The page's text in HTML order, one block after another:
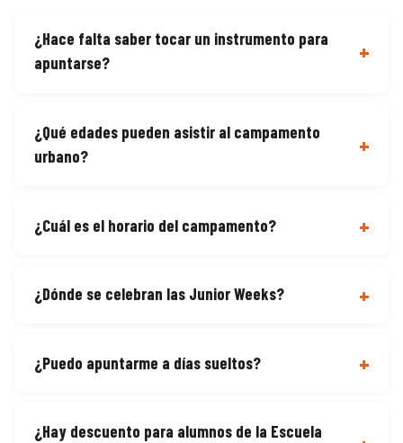
¿Hace falta saber tocar un instrumento para
apuntarse?
¿Qué edades pueden asistir al campamento
urbano?
¿Cuál es el horario del campamento?
¿Dónde se celebran las Junior Weeks?
¿Puedo apuntarme a días sueltos?
¿Hay descuento para alumnos de la Escuela